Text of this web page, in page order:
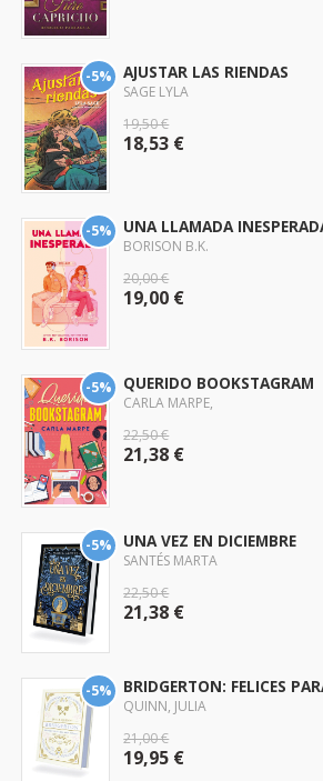
-5% AJUSTAR LAS RIENDAS
SAGE LYLA
19,50 €
18,53 €
-5% UNA LLAMADA
BORISON B.K.
20,00 €
19,00 €
-5% QUERIDO BOOKSTAGRAM
CARLA MARPE,
22,50 €
21,38 €
-5% UNA VEZ EN DICIEMBRE
SANTÉS MARTA
22,50 €
21,38 €
-5% BRIDGERTON: FELICES
QUINN, JULIA
21,00 €
19,95 €